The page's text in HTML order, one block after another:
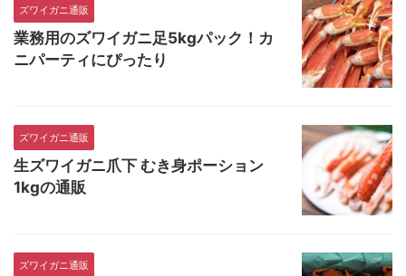
ズワイガニ通販
業務用のズワイガニ足5kgパック！カ
ニパーティにぴったり
ズワイガニ通販
生ズワイガニ爪下 むき身ポーション
1kgの通販
ズワイガニ通販